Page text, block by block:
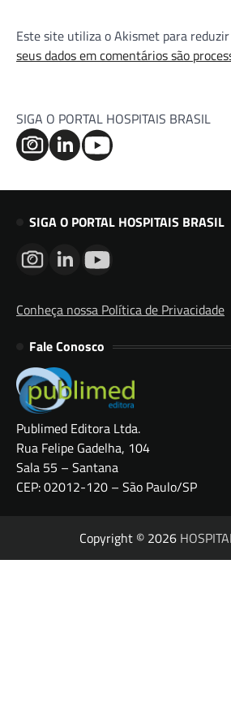
Este site utiliza o Akismet para
seus dados em comentários são
SIGA O PORTAL HOSPITAIS BRASIL
SIGA O PORTAL HOSPITAIS BRASIL
Conheça nossa Política de Privacidade
Fale Conosco
Publimed Editora Ltda.
Rua Felipe Gadelha, 104
Sala 55 – Santana
CEP: 02012-120 – São Paulo/SP
Copyright © 2026